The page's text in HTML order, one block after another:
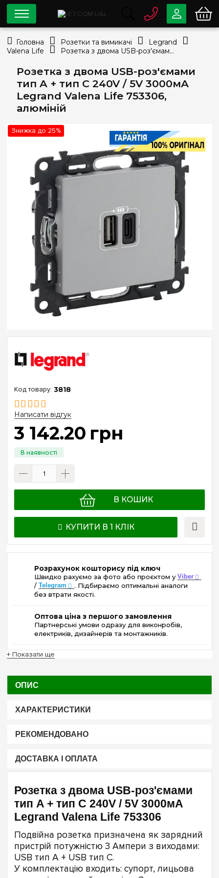
Розетка з двома USB-роз'ємами
тип A + тип C 240V / 5V 3000мА
Legrand Valena Life 753306,
алюміній
Знижка до 25%
3818
Написати відгук
3 142.20 грн
В КОШИК
КУПИТИ В 1 КЛІК
Розрахунок кошторису під ключ
Швидко рахуємо за фото або проєктом у Viber
/ Telegram
. Підбираємо оптимальні аналоги
без втрати якості.
Оптова ціна з першого замовлення
Партнерські умови одразу для виконробів,
електриків, дизайнерів та монтажників.
+ Показати ще
ОПИС
ХАРАКТЕРИСТИКИ
РЕКОМЕНДОВАНО
ДОСТАВКА І ОПЛАТА
Розетка з двома USB-роз'ємами
тип A + тип C 240V / 5V 3000мА
Legrand Valena Life 753306
Подвійна розетка призначена як зарядний
пристрій потужністю 3 Ампери з виходами:
USB тип А + USB тип С.
У комплектацію входить: супорт, лицьова
0 80033-63-07
Безкоштовно
info@e7.com.ua
044334-79-78
Viber Telegram
Головна Розетки та вимикачі
Legrand
Valena Life
Розетка з двома USB-роз'ємами тип A + тип C 240V / 5V 3000мА Legrand Valena Life 753306, алюміній